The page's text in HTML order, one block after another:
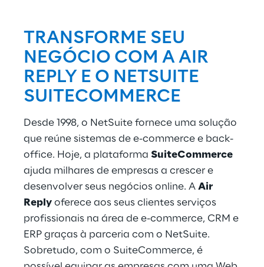
TRANSFORME SEU
NEGÓCIO COM A AIR
REPLY E O NETSUITE
SUITECOMMERCE
Desde 1998, o NetSuite fornece uma solução
que reúne sistemas de e-commerce e back-
office. Hoje, a plataforma SuiteCommerce
ajuda milhares de empresas a crescer e
desenvolver seus negócios online. A Air
Reply oferece aos seus clientes serviços
profissionais na área de e-commerce, CRM e
ERP graças à parceria com o NetSuite.
Sobretudo, com o SuiteCommerce, é